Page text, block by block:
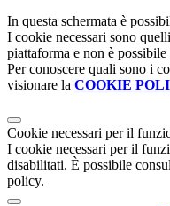
In questa schermata è
I cookie necessari sono
piattaforma e non è
Per conoscere quali sono i
visionare la COOKIE
Cookie necessari per il
I cookie necessari per il
disabilitati. È possibile
policy.